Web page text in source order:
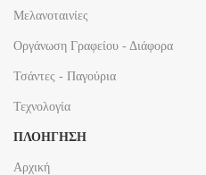
Μελανοταινίες
Οργάνωση Γραφείου - Διάφορα
Τσάντες - Παγούρια
Τεχνολογία
ΠΛΟΗΓΗΣΗ
Αρχική